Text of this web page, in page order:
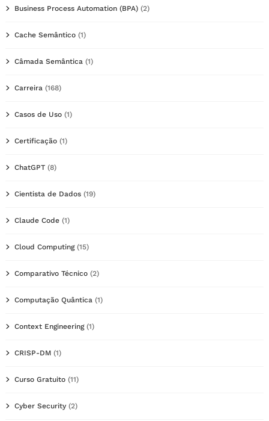
Business Process Automation (BPA) (2)
Cache Semântico (1)
Câmada Semântica (1)
Carreira (168)
Casos de Uso (1)
Certificação (1)
ChatGPT (8)
Cientista de Dados (19)
Claude Code (1)
Cloud Computing(15)
Comparativo Técnico (2)
Computação Quântica (1)
Context Engineering(1)
CRISP-DM (1)
Curso Gratuito (11)
Cyber Security (2)